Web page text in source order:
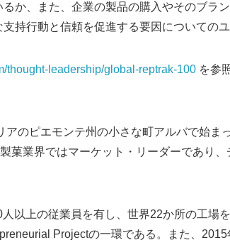
か、また、企業の製品の購入やそのブラ
持行動と信頼を促進する要因についてのユ
thought-leadership/global-reptrak-100を参
のピエモンテ州の小さな町アルバで始ま
菓業界ではマーケット・リーダーであり
以上の従業員を有し、世界22か所の工場
Projectの一環である。また、